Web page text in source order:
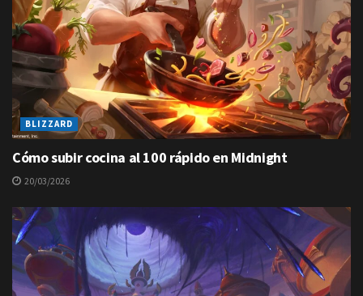
BLIZZARD
Cómo subir cocina al 100 rápido en Midnight
20/03/2026